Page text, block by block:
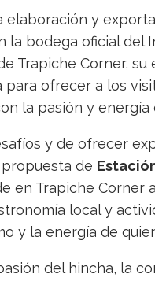
elaboración y
bodega oficial del
Trapiche Corner,
ofrecer a los
la pasión y energía
y de ofrecer
de
en Trapiche Corner
local y
y la energía de
del hincha, la